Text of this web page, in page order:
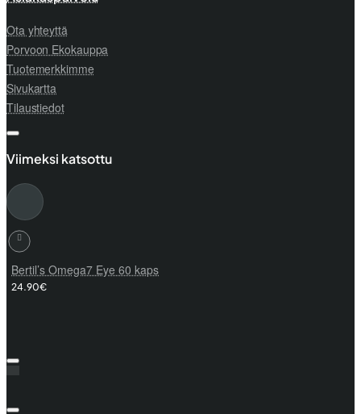
Ota yhteyttä
Porvoon Ekokauppa
Tuotemerkkimme
Sivukartta
Tilaustiedot
Viimeksi katsottu
Bertil’s Omega7 Eye 60 kaps
24.90€